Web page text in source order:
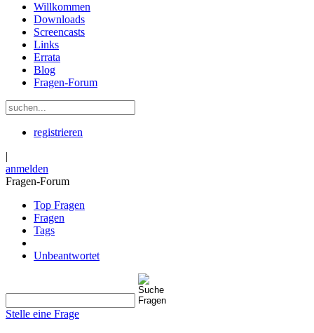
Willkommen
Downloads
Screencasts
Links
Errata
Blog
Fragen-Forum
registrieren
|
anmelden
Fragen-Forum
Top Fragen
Fragen
Tags
Unbeantwortet
Stelle eine Frage